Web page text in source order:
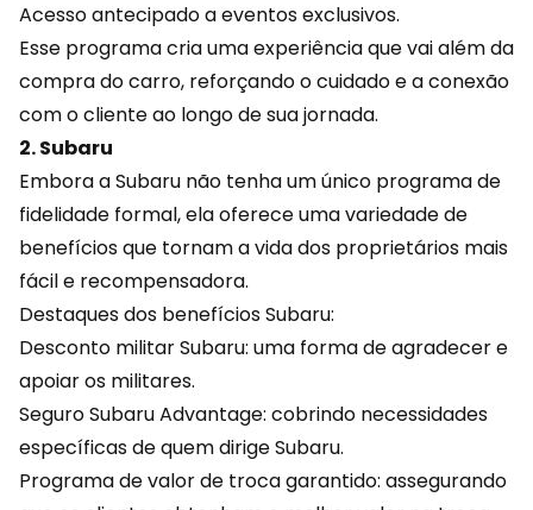
Acesso antecipado a eventos exclusivos.
Esse programa cria uma experiência que vai além da
compra do carro, reforçando o cuidado e a conexão
com o cliente ao longo de sua jornada.
2. Subaru
Embora a Subaru não tenha um único programa de
fidelidade formal, ela oferece uma variedade de
benefícios que tornam a vida dos proprietários mais
fácil e recompensadora.
Destaques dos benefícios Subaru:
Desconto militar Subaru: uma forma de agradecer e
apoiar os militares.
Seguro Subaru Advantage: cobrindo necessidades
específicas de quem dirige Subaru.
Programa de valor de troca garantido: assegurando